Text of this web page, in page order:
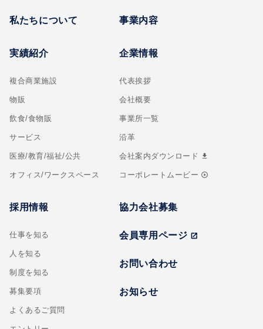
私たちについて
実績紹介
複合商業施設
物販
飲食/食物販
サービス
医療/教育/福祉/公共
オフィス/ワークスペース
事業内容
企業情報
代表挨拶
会社概要
事業所一覧
沿革
会社案内ダウンロード download
コーポレートムービー play_circle_outline
採用情報
仕事を知る
人を知る
制度を知る
募集要項
よくあるご質問
協力会社募集
会員専用ページ open_in_new
お問い合わせ
お知らせ